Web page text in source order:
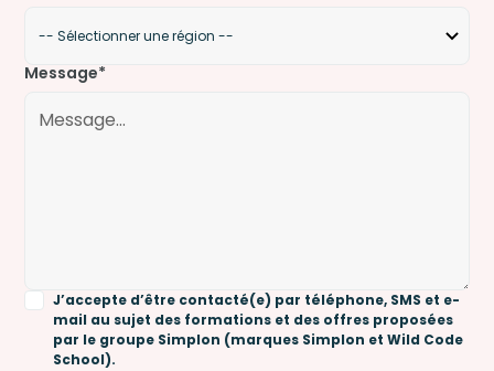
Message*
J’accepte d’être contacté(e) par téléphone, SMS et e-
mail au sujet des formations et des offres proposées
par le groupe Simplon (marques Simplon et Wild Code
School).